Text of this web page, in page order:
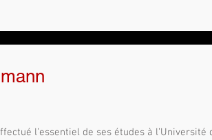
l’essentiel de ses études à